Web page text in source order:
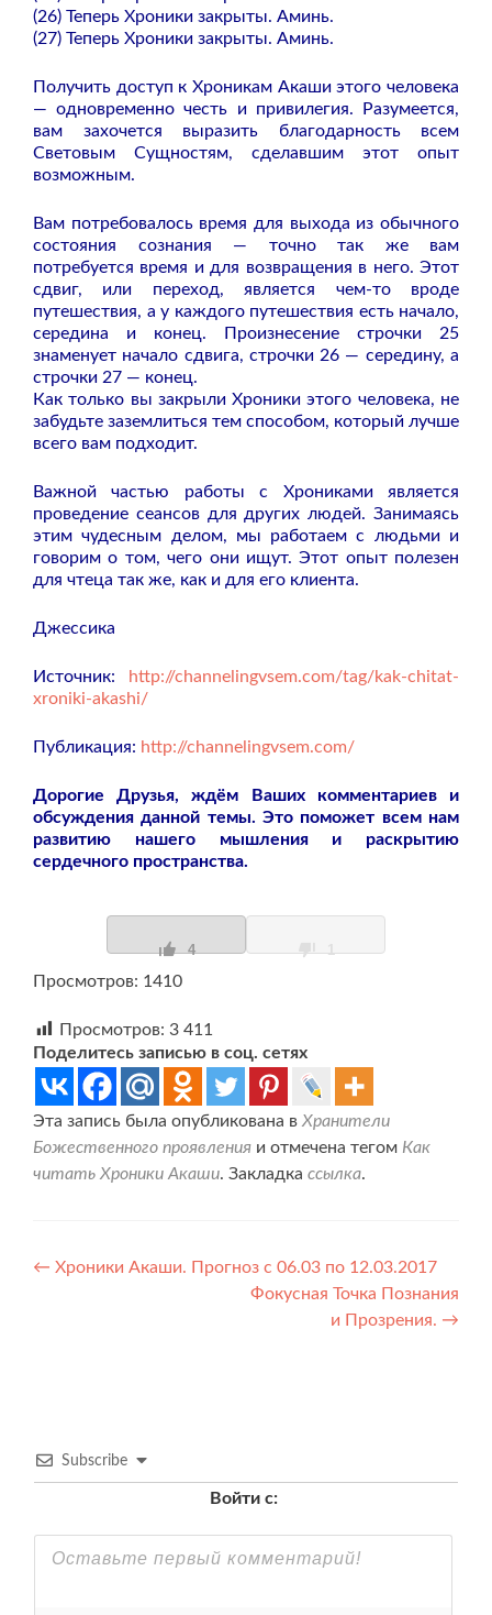
(26) Теперь Хроники закрыты. Аминь.
(27) Теперь Хроники закрыты. Аминь.
Получить доступ к Хроникам Акаши этого человека
— одновременно честь и привилегия. Разумеется,
вам захочется выразить благодарность всем
Световым Сущностям, сделавшим этот опыт
возможным.
Вам потребовалось время для выхода из обычного
состояния сознания — точно так же вам
потребуется время и для возвращения в него. Этот
сдвиг, или переход, является чем-то вроде
путешествия, а у каждого путешествия есть начало,
середина и конец. Произнесение строчки 25
знаменует начало сдвига, строчки 26 — середину, а
строчки 27 — конец.
Как только вы закрыли Хроники этого человека, не
забудьте заземлиться тем способом, который лучше
всего вам подходит.
Важной частью работы с Хрониками является
проведение сеансов для других людей. Занимаясь
этим чудесным делом, мы работаем с людьми и
говорим о том, чего они ищут. Этот опыт полезен
для чтеца так же, как и для его клиента.
Джессика
Источник: http://channelingvsem.com/tag/kak-chitat-
xroniki-akashi/
Публикация: http://channelingvsem.com/
Дорогие Друзья, ждём Ваших комментариев и
обсуждения данной темы. Это поможет всем нам
развитию нашего мышления и раскрытию
сердечного пространства.
4
Просмотров: 1410
Просмотров: 3 411
Поделитесь записью в соц. сетях
Эта запись была опубликована в Хранители
Божественного проявления и отмечена тегом Как
читать Хроники Акаши. Закладка ссылка.
Навигация
← Хроники Акаши. Прогноз с 06.03 по 12.03.2017
Фокусная Точка Познания
и Прозрения. →
Subscribe
Войти с: